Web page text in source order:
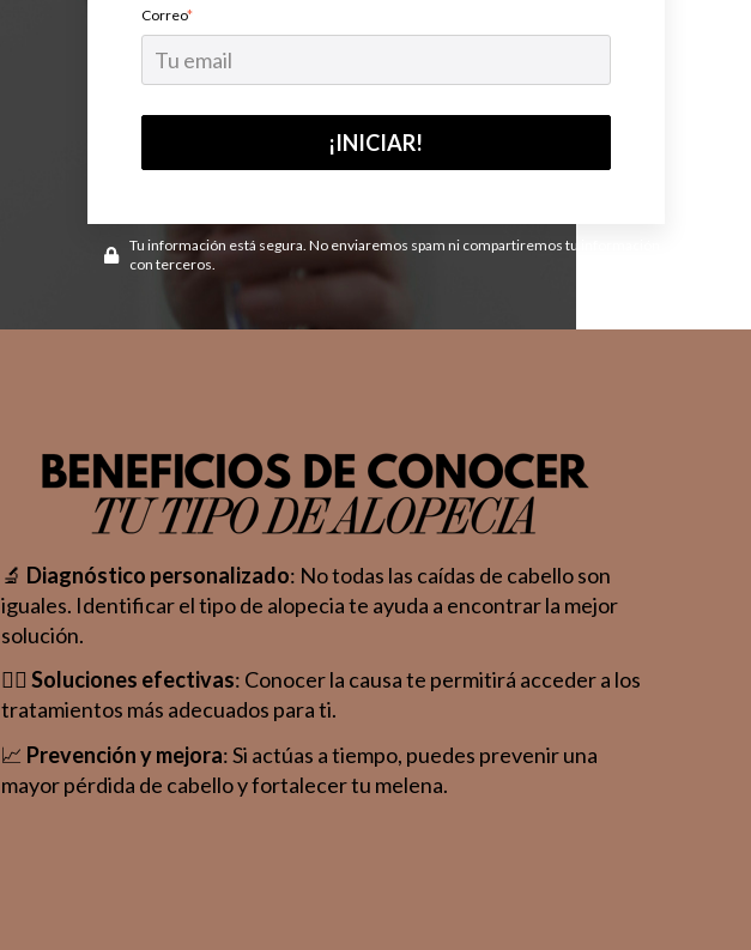
Correo*
Tu información está segura. No enviaremos spam ni compartiremos tu información
con terceros.
🔬 Diagnóstico personalizado: No todas las caídas de cabello son
iguales. Identificar el tipo de alopecia te ayuda a encontrar la mejor
solución.
💆‍♂️ Soluciones efectivas: Conocer la causa te permitirá acceder a los
tratamientos más adecuados para ti.
📈 Prevención y mejora: Si actúas a tiempo, puedes prevenir una
mayor pérdida de cabello y fortalecer tu melena.